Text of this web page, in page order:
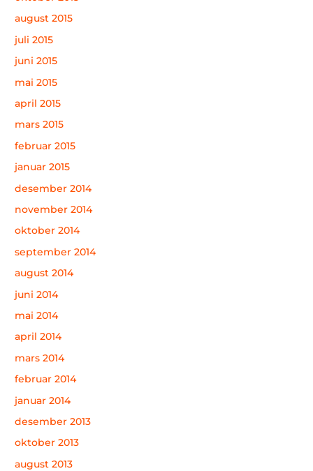
august 2015
juli 2015
juni 2015
mai 2015
april 2015
mars 2015
februar 2015
januar 2015
desember 2014
november 2014
oktober 2014
september 2014
august 2014
juni 2014
mai 2014
april 2014
mars 2014
februar 2014
januar 2014
desember 2013
oktober 2013
august 2013